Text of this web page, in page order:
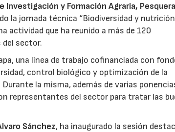
Investigación y Formación Agraria,
la jornada técnica “Biodiversidad y
actividad que ha reunido a más de 120
sector.
una línea de trabajo cofinanciada con
control biológico y optimización de la
la misma, además de varias
representantes del sector para tratar las
Sánchez, ha inaugurado la sesión